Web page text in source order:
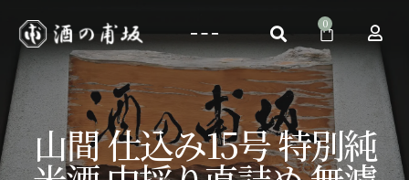
山間 仕込み15号 特別純